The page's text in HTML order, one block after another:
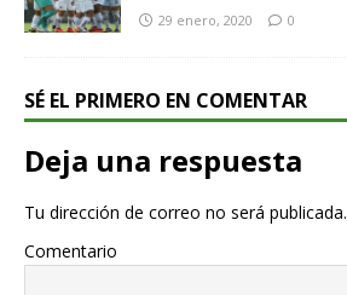
29 enero, 2020 0
SÉ EL PRIMERO EN COMENTAR
Deja una respuesta
Tu dirección de correo no será publicada.
Comentario